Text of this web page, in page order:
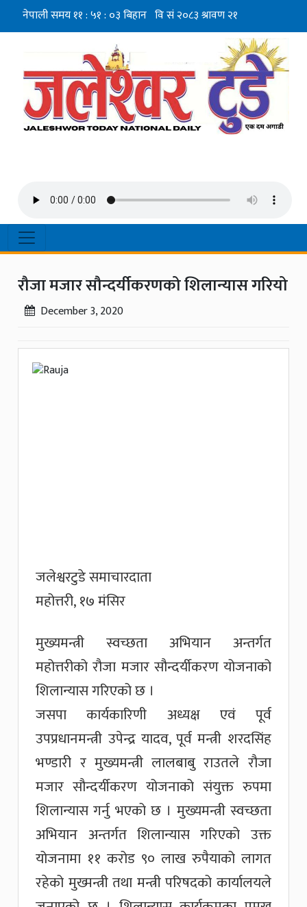
रौजा मजार सौन्दर्यीकरणको शिलान्यास गरियो
December 3, 2020
जलेश्वरटुडे समाचारदाता
महोत्तरी, १७ मंसिर
मुख्यमन्त्री स्वच्छता अभियान अन्तर्गत
महोत्तरीको रौजा मजार सौन्दर्यीकरण योजनाको
शिलान्यास गरिएको छ ।
जसपा कार्यकारिणी अध्यक्ष एवं पूर्व
उपप्रधानमन्त्री उपेन्द्र यादव, पूर्व मन्त्री शरदसिंह
भण्डारी र मुख्यमन्त्री लालबाबु राउतले रौजा
मजार सौन्दर्यीकरण योजनाको संयुक्त रुपमा
शिलान्यास गर्नु भएको छ । मुख्यमन्त्री स्वच्छता
अभियान अन्तर्गत शिलान्यास गरिएको उक्त
योजनामा ११ करोड ९० लाख रुपैयाको लागत
रहेको मुख्मन्त्री तथा मन्त्री परिषदको कार्यालयले